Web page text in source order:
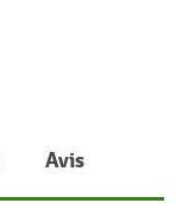
Avis